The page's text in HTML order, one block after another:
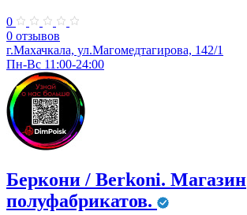
0
0 отзывов
г.Махачкала, ул.Магомедтагирова, 142/1
Пн-Вс 11:00-24:00
Беркони / Berkoni. ​Магазин
полуфабрикатов.